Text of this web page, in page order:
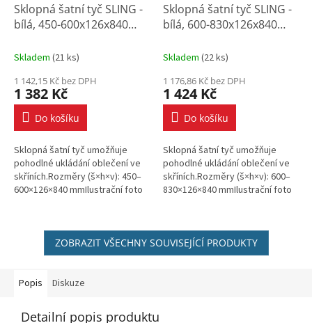
Sklopná šatní tyč SLING -
bílá, 450-600x126x840
Skladem (21 ks)
1 142,15 Kč bez DPH
1 382 Kč
Do košíku
Sklopná šatní tyč umožňuje
pohodlné ukládání oblečení ve
skříních.Rozměry (š×h×v): 450–
600×126×840 mmIlustrační foto
Sklopná šatní tyč SLING -
bílá, 600-830x126x840
Skladem (22 ks)
1 176,86 Kč bez DPH
1 424 Kč
Do košíku
Sklopná šatní tyč umožňuje
pohodlné ukládání oblečení ve
skříních.Rozměry (š×h×v): 600–
830×126×840 mmIlustrační foto
ZOBRAZIT VŠECHNY SOUVISEJÍCÍ PRODUKTY
Popis Diskuze
Detailní popis produktu